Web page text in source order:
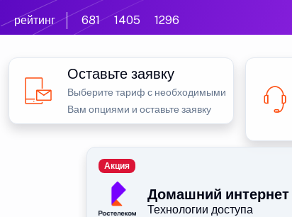
рейтинг 681 1405 1296
Оставьте заявку
Выберите тариф с необходимыми
Вам опциями и оставьте заявку
Домашний интернет
Технологии доступа
Акция